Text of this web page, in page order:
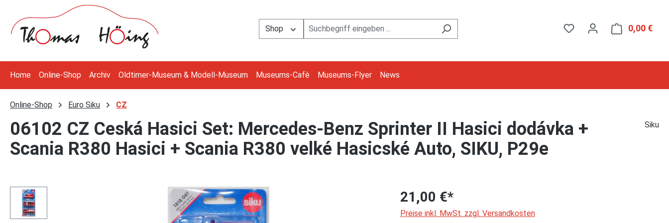
Hauptinhalt springen
Zur Suche springen
Zur Hauptnavigation springen
Shop
0,00 €
Home Online-Shop Archiv Oldtimer-Museum & Modell-Museum Museums-Cafè Museums-Flyer News
Online-Shop Euro Siku CZ
06102 CZ Ceská Hasici Set: Mercedes-Benz Sprinter II Hasici dodávka +
Scania R380 Hasici + Scania R380 velké Hasicské Auto, SIKU, P29e
Siku
Bildergalerie überspringen 21,00 €*
Preise inkl. MwSt. zzgl. Versandkosten